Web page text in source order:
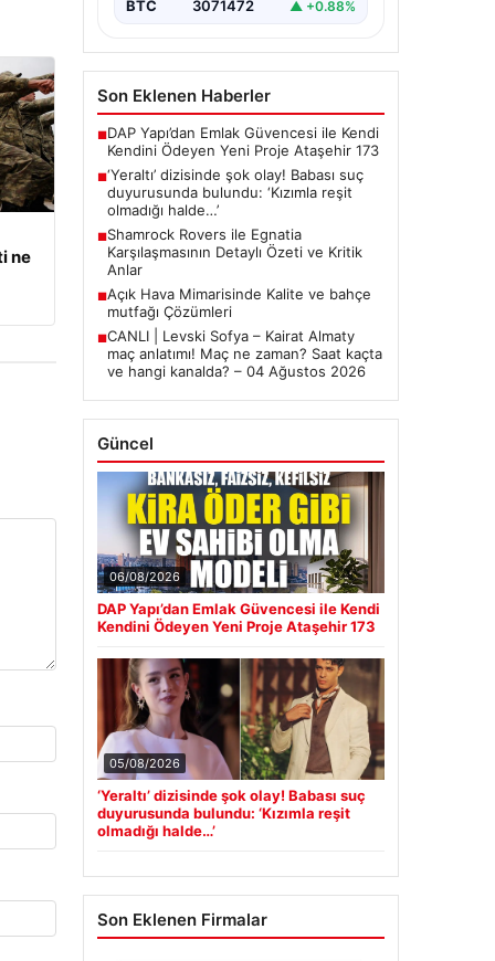
ne
BTC 3071472 ▲ +0.88%
Son Eklenen Haberler
■DAP Yapı’dan Emlak Güvencesi ile Kendi
Kendini Ödeyen Yeni Proje Ataşehir 173
■‘Yeraltı’ dizisinde şok olay! Babası suç
duyurusunda bulundu: ‘Kızımla reşit
olmadığı halde…’
■Shamrock Rovers ile Egnatia
Karşılaşmasının Detaylı Özeti ve Kritik
Anlar
■Açık Hava Mimarisinde Kalite ve bahçe
mutfağı Çözümleri
■CANLI | Levski Sofya – Kairat Almaty
maç anlatımı! Maç ne zaman? Saat kaçta
ve hangi kanalda? – 04 Ağustos 2026
Güncel
06/08/2026
DAP Yapı’dan Emlak Güvencesi ile Kendi
Kendini Ödeyen Yeni Proje Ataşehir 173
05/08/2026
‘Yeraltı’ dizisinde şok olay! Babası suç
duyurusunda bulundu: ‘Kızımla reşit
olmadığı halde…’
Son Eklenen Firmalar